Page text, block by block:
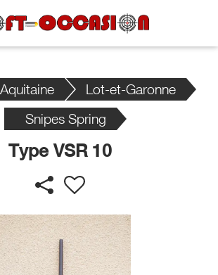
Lot-et-Garonne
Snipes Spring
Type VSR 10